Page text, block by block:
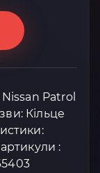
Patrol
Кільце
: